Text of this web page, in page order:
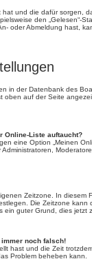
hat und die dafür sorgen,
den „Gelesen“-
oder Abmeldung hast,
in der Datenbank des
oben auf der Seite
Online-Liste auftaucht?
eine Option „Meinen
Zeitzone. In diesem
Die Zeitzone kann
ein guter Grund, dies jetzt
noch falsch!
hast und die Zeit
Problem beheben kann.